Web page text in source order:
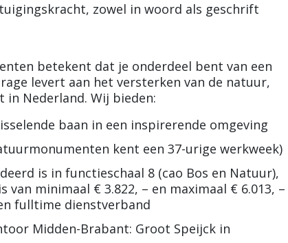
zowel in woord als geschrift
betekent dat je onderdeel bent van een
levert aan het versterken van de natuur,
Nederland. Wij bieden:
baan in een inspirerende omgeving
kent een 37-urige werkweek)
is in functieschaal 8 (cao Bos en Natuur),
minimaal € 3.822, – en maximaal € 6.013, –
fulltime dienstverband
Midden-Brabant: Groot Speijck in